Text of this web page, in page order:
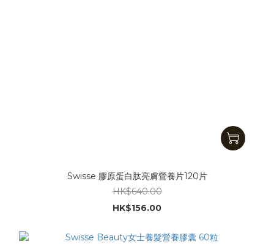
Swisse 膠原蛋白肽亮膚營養片120片
HK$640.00
HK$156.00